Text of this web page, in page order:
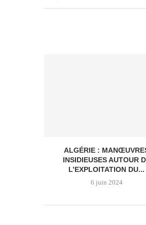
ALGÉRIE :
INSIDIEUSES AUTOUR
L’EXPLOITATION DU...
6 juin 2024